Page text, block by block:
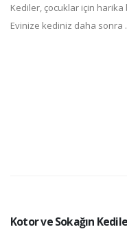
Kediler, çocuklar için
Evinize kediniz daha sonra
Kotor ve Sokağın